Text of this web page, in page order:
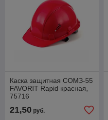
Каска защитная СОМЗ-55
FAVORIT Rapid красная,
75716
21,50 руб.